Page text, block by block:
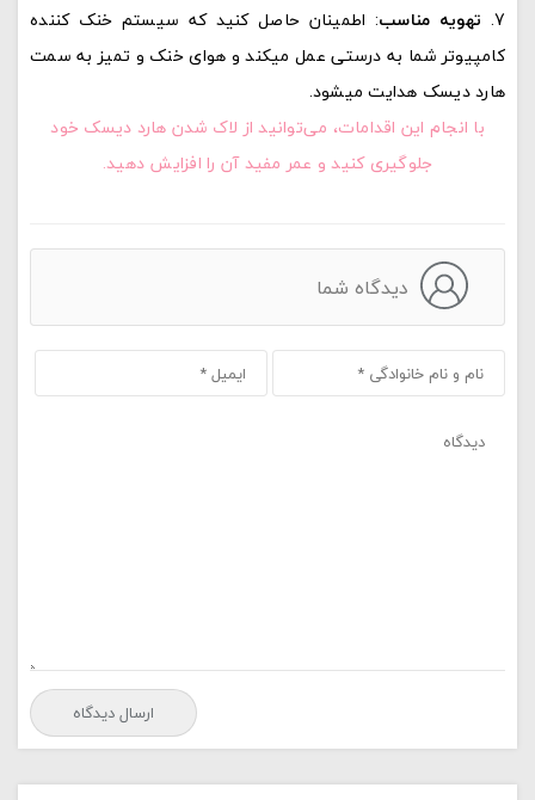
تهویه مناسب: اطمینان حاصل کنید که سیستم خنک کننده
کامپیوتر شما به درستی عمل میکند و هوای خنک و تمیز به سمت
هارد دیسک هدایت میشود.
با انجام این اقدامات، می‌توانید از لاک شدن هارد دیسک خود
جلوگیری کنید و عمر مفید آن را افزایش دهید.
دیدگاه شما